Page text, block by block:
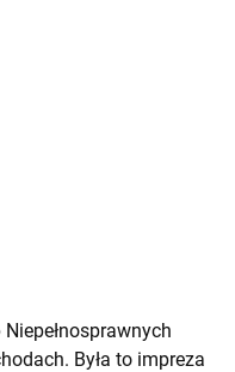
Była to impreza